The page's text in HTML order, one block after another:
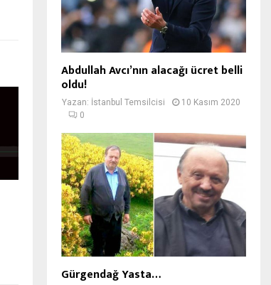
Abdullah Avcı’nın alacağı ücret belli
oldu!
Yazan: İstanbul Temsilcisi
10 Kasım 2020
0
Gürgendağ Yasta…